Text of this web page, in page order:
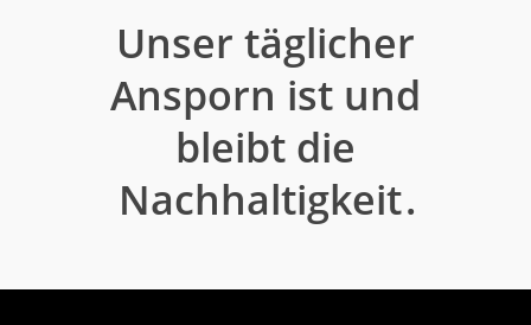
Unser täglicher
Ansporn ist und
bleibt die
Nachhaltigkeit.